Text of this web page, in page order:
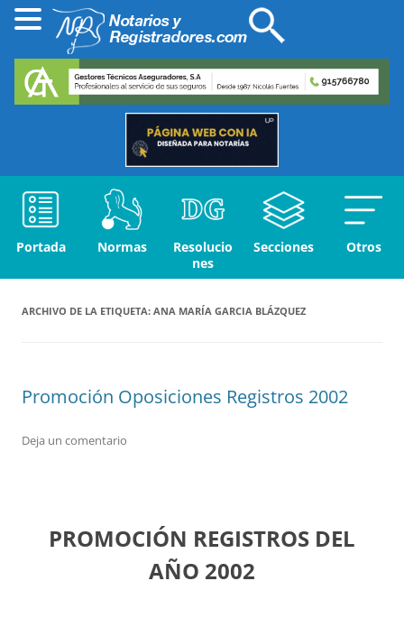
Portada Normas
Resolucio
nes
Secciones Otros
ARCHIVO DE LA ETIQUETA: ANA MARÍA GARCIA BLÁZQUEZ
Promoción Oposiciones Registros 2002
Deja un comentario
PROMOCIÓN REGISTROS DEL
AÑO 2002